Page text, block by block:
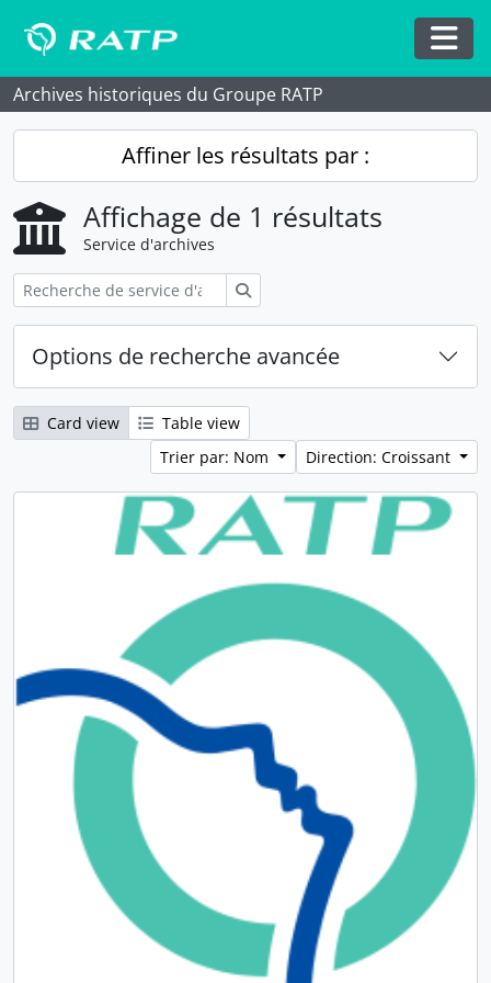
Archives historiques du Groupe RATP
Affiner les résultats par :
Affichage de 1 résultats
Service d'archives
Options de recherche avancée
Card view
Table view
Trier par: Nom
Direction: Croissant